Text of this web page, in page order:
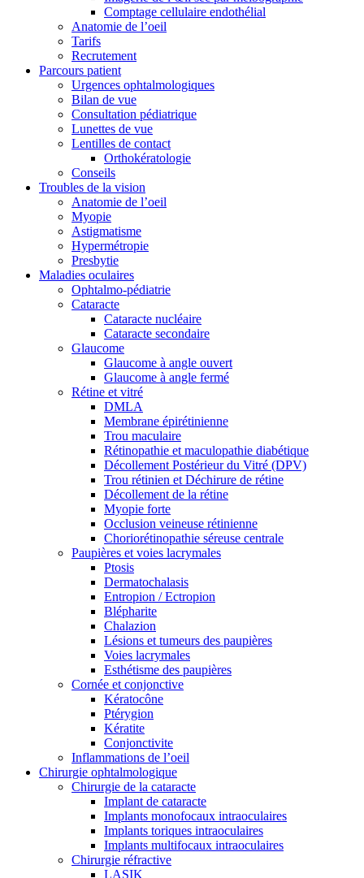
Comptage cellulaire endothélial
Anatomie de l’oeil
Tarifs
Recrutement
Parcours patient
Urgences ophtalmologiques
Bilan de vue
Consultation pédiatrique
Lunettes de vue
Lentilles de contact
Orthokératologie
Conseils
Troubles de la vision
Anatomie de l’oeil
Myopie
Astigmatisme
Hypermétropie
Presbytie
Maladies oculaires
Ophtalmo-pédiatrie
Cataracte
Cataracte nucléaire
Cataracte secondaire
Glaucome
Glaucome à angle ouvert
Glaucome à angle fermé
Rétine et vitré
DMLA
Membrane épirétinienne
Trou maculaire
Rétinopathie et maculopathie diabétique
Décollement Postérieur du Vitré (DPV)
Trou rétinien et Déchirure de rétine
Décollement de la rétine
Myopie forte
Occlusion veineuse rétinienne
Choriorétinopathie séreuse centrale
Paupières et voies lacrymales
Ptosis
Dermatochalasis
Entropion / Ectropion
Blépharite
Chalazion
Lésions et tumeurs des paupières
Voies lacrymales
Esthétisme des paupières
Cornée et conjonctive
Kératocône
Ptérygion
Kératite
Conjonctivite
Inflammations de l’oeil
Chirurgie ophtalmologique
Chirurgie de la cataracte
Implant de cataracte
Implants monofocaux intraoculaires
Implants toriques intraoculaires
Implants multifocaux intraoculaires
Chirurgie réfractive
LASIK